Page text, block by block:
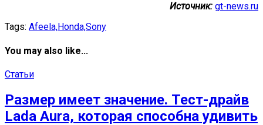
Источник: gt-news.ru
Tags: Afeela,Honda,Sony
You may also like...
Статьи
Размер имеет значение. Тест-драйв
Lada Aura, которая способна удивить